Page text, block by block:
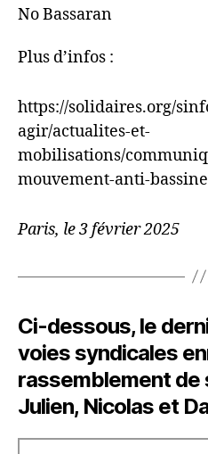
No Bassaran
Plus d’infos :
https://solidaires.org/
agir/actualites-et-
mobilisations/
mouvement-anti-
Paris, le 3 février 2025
Ci-dessous, le
voies syndicales
rassemblement de
Julien, Nicolas et